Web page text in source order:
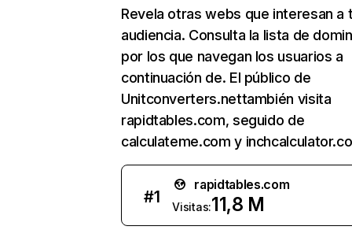
Revela otras webs que interesan a
audiencia. Consulta la lista de
por los que navegan los usuarios a
continuación de. El público de
Unitconverters.nettambién visita
rapidtables.com, seguido de
calculateme.com y
#1
rapidtables.com
Visitas:11,8 M